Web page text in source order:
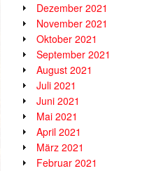
Dezember 2021
November 2021
Oktober 2021
September 2021
August 2021
Juli 2021
Juni 2021
Mai 2021
April 2021
März 2021
Februar 2021